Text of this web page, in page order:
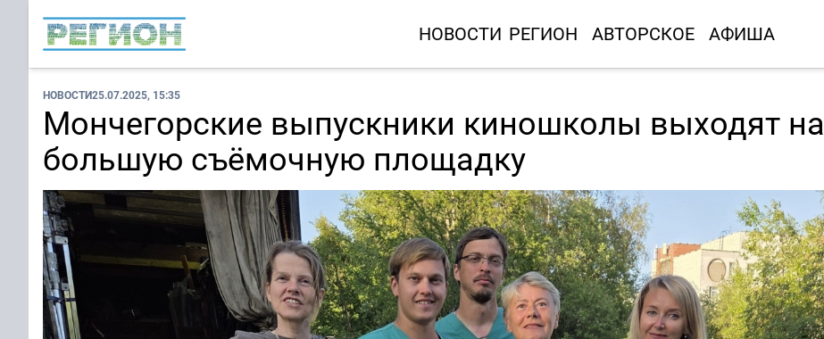
НОВОСТИ РЕГИОН АВТОРСКОЕ АФИША
НОВОСТИ25.07.2025, 15:35
Мончегорские выпускники киношколы выходят на
большую съёмочную площадку